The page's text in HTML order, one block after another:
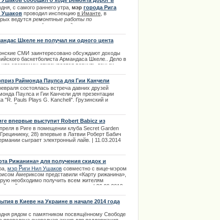
с самого раннего утра, мэр города Рига
Ушаков проводил инспекцию в Иманте , в
ведутся ремонтные работы по
асфальта на дорогах и тротуаров
Шкеле не получал ни одного цента
СМИ заинтересовано обсуждают доходы
баскетболиста Армандаса Шкеле .. Дело в
спортсмен отказывается вернуть деньги,
долга 90 000 евро оспаривалась в эстонском
во время которогоШкелеотказался
эти деньги.
Раймонда Паулса для Гии Канчели
состоялась встреча давних друзей
Паулса и Гии Канчели для презентации
"R. Pauls Plays G. Kancheli". Грузинский и
композиторы поведали историю, которая
впервые выступит Robert Babicz из
в Риге в помещении клуба Secret Garden
28) впервые в Латвии Роберт Бабич
сыграет электронный лайв. | 11.03.2014
Рижанина» для получения скидок и
в Риге
мэр Риги Нил Ушаков совместно с вице-мэром
Америксом представили «Карту рижанина»,
необходимо получить всем жителям
столицы до конца этого года. | 26.09.2013
в Киеве на Украине в начале 2014 года
рядом с памятником посвящённому Свободе